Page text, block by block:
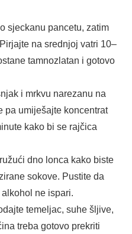
sjeckanu pancetu, zatim
na srednjoj vatri 10–
tamnozlatan i gotovo
i mrkvu narezanu na
pa umiješajte koncentrat
kako bi se rajčica
dno lonca kako biste
sokove. Pustite da
ne ispari.
temeljac, suhe šljive,
treba gotovo prekriti